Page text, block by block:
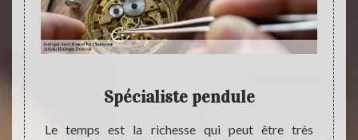
à
Spécialiste pendule
Le temps est la richesse qui peut être très